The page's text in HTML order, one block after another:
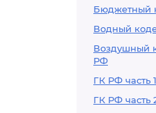
Бюджетный
Водный
Воздушный
РФ
ГК РФ часть 1
ГК РФ часть